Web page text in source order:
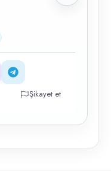
Şikayet et